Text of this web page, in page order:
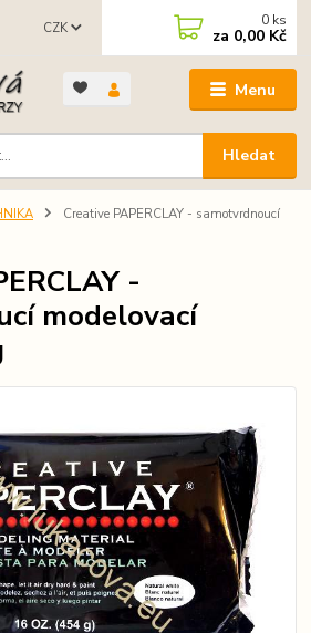
Menu
CZK
Hledat
0 ks
za 0,00 Kč
Creative PAPERCLAY - samotvrdnoucí
-
modelovací